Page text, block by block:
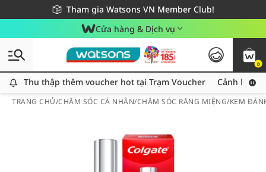
Tham gia Watsons VN Member Club!
Miễn phí giao hàng cho đơn hàng từ 249,000Đ
Giao hàng nhanh 24h - Áp dụng khu vực TP. Hồ Chí Minh
Cửa hàng & Dịch vụ
0
Thu thập thêm voucher hot tại Trạm Voucher
Thu thập thêm voucher hot tại Trạm Voucher Cảnh báo
TRANG CHỦ/CHĂM SÓC CÁ NHÂN/CHĂM SÓC RĂNG MIỆNG/KEM